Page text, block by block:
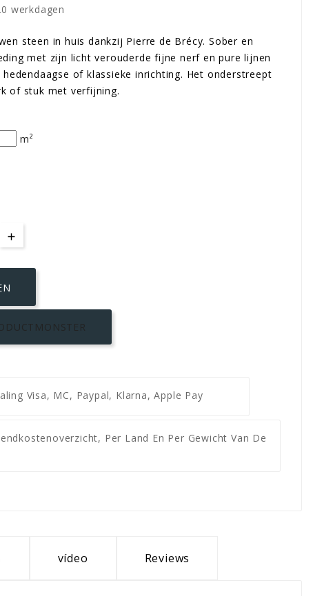
werkdagen
steen in huis dankzij Pierre de Brécy. Sober en
met zijn licht verouderde fijne nerf en pure lijnen
of klassieke inrichting. Het onderstreept
of stuk met verfijning.
m²
Visa, MC, Paypal, Klarna, Apple Pay
Per Land En Per Gewicht Van De
vídeo Reviews